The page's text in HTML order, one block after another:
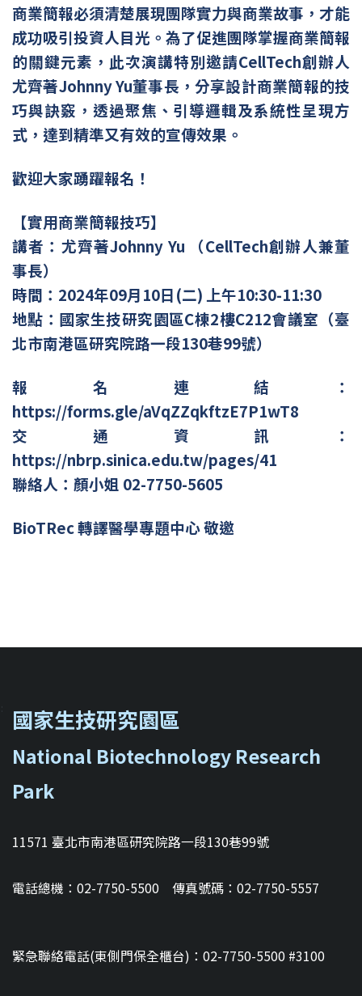
商業簡報必須清楚展現團隊實力與商業故事，才能
成功吸引投資人目光。為了促進團隊掌握商業簡報
的關鍵元素，此次演講特別邀請CellTech創辦人
尤齊著Johnny Yu董事長，分享設計商業簡報的技
巧與訣竅，透過聚焦、引導邏輯及系統性呈現方
式，達到精準又有效的宣傳效果。
歡迎大家踴躍報名！
【實用商業簡報技巧】
講者：尤齊著Johnny Yu （CellTech創辦人兼董
事長）
時間： 2024年09月10日(二) 上午10:30-11:30
地點：國家生技研究園區C棟2樓C212會議室（臺
北市南港區研究院路一段130巷99號）
報名連結：
https://forms.gle/aVqZZqkftzE7P1wT8
交通資訊：
https://nbrp.sinica.edu.tw/pages/41
聯絡人：顏小姐 02-7750-5605
BioTRec轉譯醫學專題中心敬邀
國家生技研究園區
National Biotechnology Research
Park
11571 臺北市南港區研究院路一段130巷99號
電話總機：02-7750-5500 傳真號碼：02-7750-5557
緊急聯絡電話(東側門保全櫃台)：02-7750-5500 #3100